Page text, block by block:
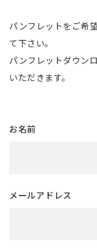
パンフレットをご希
て下さい。
パンフレットダウン
いただきます。
お名前
メールアドレス